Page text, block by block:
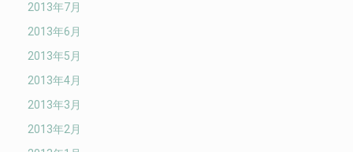
2013年7月
2013年6月
2013年5月
2013年4月
2013年3月
2013年2月